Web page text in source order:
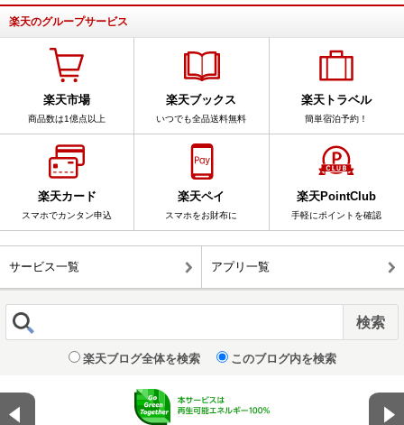
楽天のグループサービス
楽天市場
商品数は1億点以上
楽天ブックス
いつでも全品送料無料
楽天トラベル
簡単宿泊予約！
楽天カード
スマホでカンタン申込
楽天ペイ
スマホをお財布に
楽天PointClub
手軽にポイントを確認
サービス一覧 アプリ一覧
楽天ブログ全体を検索 このブログ内を検索